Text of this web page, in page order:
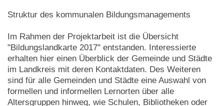
Struktur des kommunalen Bildungsmanagements
Im Rahmen der Projektarbeit ist die Übersicht
"Bildungslandkarte 2017" entstanden. Interessierte
erhalten hier einen Überblick der Gemeinde und Städte
im Landkreis mit deren Kontaktdaten. Des Weiteren
sind für alle Gemeinden und Städte eine Auswahl von
formellen und informellen Lernorten über alle
Altersgruppen hinweg, wie Schulen, Bibliotheken oder